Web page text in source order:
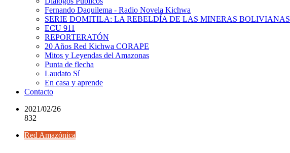
Fernando Daquilema - Radio Novela Kichwa
SERIE DOMITILA: LA REBELDÍA DE LAS MINERAS BOLIVIANAS
ECU 911
REPORTERATÓN
20 Años Red Kichwa CORAPE
Mitos y Leyendas del Amazonas
Punta de flecha
Laudato Sí
En casa y aprende
Contacto
2021/02/26
832
Red Amazónica